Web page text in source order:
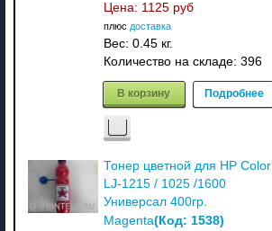
Цена: 1125 руб
плюс доставка
Вес: 0.45 кг.
Количество на складе: 396
В корзину Подробнее
Тонер цветной для HP Color
LJ-1215 / 1025 /1600
Универсал 400гр.
Magenta(Код: 1538)